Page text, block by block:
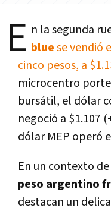
E n la segunda
bluese vendió
cinco pesos, a
microcentro
bursátil, el dólar
negoció a $1.107
dólar MEP operó
En un contexto de
peso argentino
destacan un